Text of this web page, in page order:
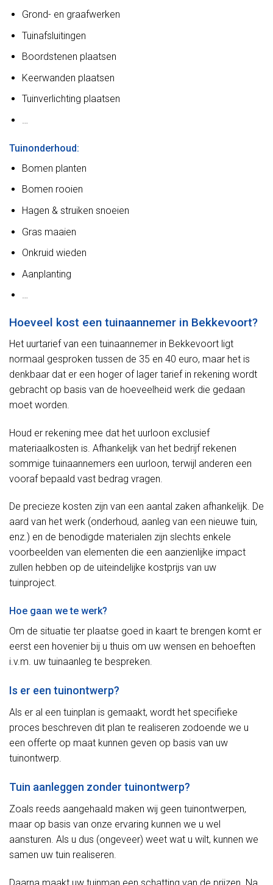
Grond- en graafwerken
Tuinafsluitingen
Boordstenen plaatsen
Keerwanden plaatsen
Tuinverlichting plaatsen
…
Tuinonderhoud:
Bomen planten
Bomen rooien
Hagen & struiken snoeien
Gras maaien
Onkruid wieden
Aanplanting
…
Hoeveel kost een tuinaannemer in Bekkevoort?
Het uurtarief van een tuinaannemer in Bekkevoort ligt
normaal gesproken tussen de 35 en 40 euro, maar het is
denkbaar dat er een hoger of lager tarief in rekening wordt
gebracht op basis van de hoeveelheid werk die gedaan
moet worden.
Houd er rekening mee dat het uurloon exclusief
materiaalkosten is. Afhankelijk van het bedrijf rekenen
sommige tuinaannemers een uurloon, terwijl anderen een
vooraf bepaald vast bedrag vragen.
De precieze kosten zijn van een aantal zaken afhankelijk. De
aard van het werk (onderhoud, aanleg van een nieuwe tuin,
enz.) en de benodigde materialen zijn slechts enkele
voorbeelden van elementen die een aanzienlijke impact
zullen hebben op de uiteindelijke kostprijs van uw
tuinproject.
Hoe gaan we te werk?
Om de situatie ter plaatse goed in kaart te brengen komt er
eerst een hovenier bij u thuis om uw wensen en behoeften
i.v.m. uw tuinaanleg te bespreken.
Is er een tuinontwerp?
Als er al een tuinplan is gemaakt, wordt het specifieke
proces beschreven dit plan te realiseren zodoende we u
een offerte op maat kunnen geven op basis van uw
tuinontwerp.
Tuin aanleggen zonder tuinontwerp?
Zoals reeds aangehaald maken wij geen tuinontwerpen,
maar op basis van onze ervaring kunnen we u wel
aansturen. Als u dus (ongeveer) weet wat u wilt, kunnen we
samen uw tuin realiseren.
Daarna maakt uw tuinman een schatting van de prijzen. Na